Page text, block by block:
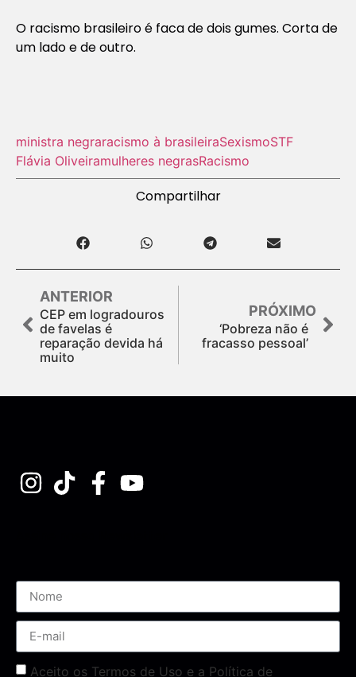
O racismo brasileiro é faca de dois gumes. Corta de
um lado e de outro.
ministra negraracismo à brasileiraSexismoSTF
Flávia Oliveiramulheres negrasRacismo
Compartilhar
ANTERIOR
CEP em logradouros
de favelas é
reparação devida há
muito
PRÓXIMO
‘Pobreza não é
fracasso pessoal’
Aceito os Termos de Uso e a Política de